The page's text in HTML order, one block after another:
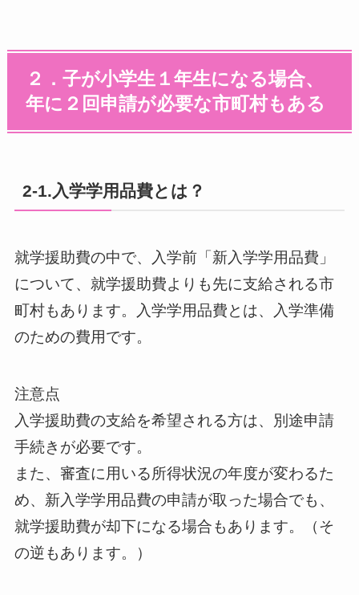
２．子が小学生１年生になる場合、
年に２回申請が必要な市町村もある
2-1.入学学用品費とは？
就学援助費の中で、入学前「新入学学用品費」
について、就学援助費よりも先に支給される市
町村もあります。入学学用品費とは、入学準備
のための費用です。
注意点
入学援助費の支給を希望される方は、別途申請
手続きが必要です。
また、審査に用いる所得状況の年度が変わるた
め、新入学学用品費の申請が取った場合でも、
就学援助費が却下になる場合もあります。（そ
の逆もあります。）